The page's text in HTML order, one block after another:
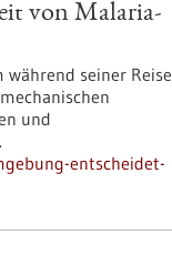
von Malaria-
seiner Reise
und
entscheidet-